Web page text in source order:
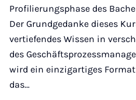
Profilierungsphase des
Der Grundgedanke dieses
vertiefendes Wissen in
des
wird ein einzigartiges
das…